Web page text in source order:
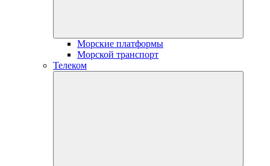
Морские платформы
Морской транспорт
Телеком